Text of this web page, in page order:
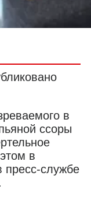
в
ссоры
в
пресс-службе